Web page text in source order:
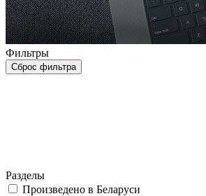
Фильтры
Сброс фильтра
Разделы
Произведено в Беларуси